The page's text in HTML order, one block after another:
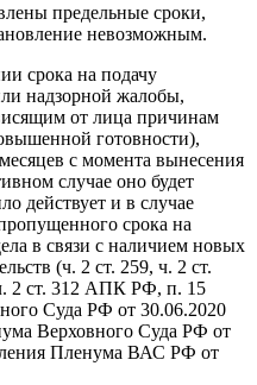
предельные сроки,
невозможным.
срока на подачу
надзорной жалобы,
от лица причинам
готовности),
с момента вынесения
случае оно будет
действует и в случае
срока на
в связи с наличием новых
(ч. 2 ст. 259, ч. 2 ст.
2 ст. 312 АПК РФ, п. 15
Суда РФ от 30.06.2020
Верховного Суда РФ от
Пленума ВАС РФ от